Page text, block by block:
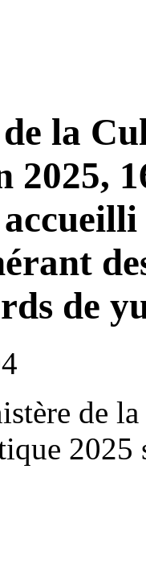
la
2025,
de
de
2025